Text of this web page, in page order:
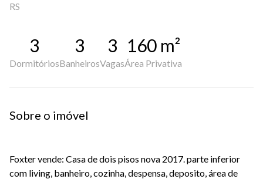
RS
3
Dormitórios
3
Banheiros
3
Vagas
160 m²
Área Privativa
Sobre o imóvel
Foxter vende: Casa de dois pisos nova 2017. parte inferior
com living, banheiro, cozinha, despensa, deposito, área de